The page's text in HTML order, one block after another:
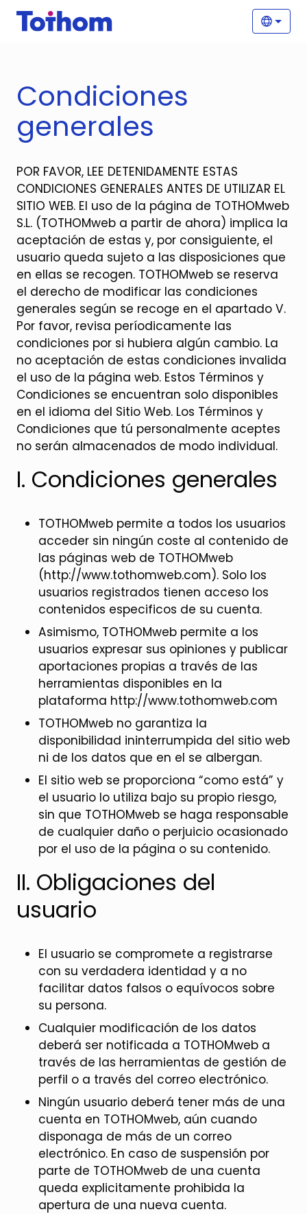
Pasar al contenido principal
Condiciones
generales
POR FAVOR, LEE DETENIDAMENTE ESTAS
CONDICIONES GENERALES ANTES DE UTILIZAR EL
SITIO WEB. El uso de la página de TOTHOMweb
S.L. (TOTHOMweb a partir de ahora) implica la
aceptación de estas y, por consiguiente, el
usuario queda sujeto a las disposiciones que
en ellas se recogen. TOTHOMweb se reserva
el derecho de modificar las condiciones
generales según se recoge en el apartado V.
Por favor, revisa períodicamente las
condiciones por si hubiera algún cambio. La
no aceptación de estas condiciones invalida
el uso de la página web. Estos Términos y
Condiciones se encuentran solo disponibles
en el idioma del Sitio Web. Los Términos y
Condiciones que tú personalmente aceptes
no serán almacenados de modo individual.
I. Condiciones generales
TOTHOMweb permite a todos los usuarios
acceder sin ningún coste al contenido de
las páginas web de TOTHOMweb
(http://www.tothomweb.com). Solo los
usuarios registrados tienen acceso los
contenidos especificos de su cuenta.
Asimismo, TOTHOMweb permite a los
usuarios expresar sus opiniones y publicar
aportaciones propias a través de las
herramientas disponibles en la
plataforma http://www.tothomweb.com
TOTHOMweb no garantiza la
disponibilidad ininterrumpida del sitio web
ni de los datos que en el se albergan.
El sitio web se proporciona “como está” y
el usuario lo utiliza bajo su propio riesgo,
sin que TOTHOMweb se haga responsable
de cualquier daño o perjuicio ocasionado
por el uso de la página o su contenido.
II. Obligaciones del
usuario
El usuario se compromete a registrarse
con su verdadera identidad y a no
facilitar datos falsos o equívocos sobre
su persona.
Cualquier modificación de los datos
deberá ser notificada a TOTHOMweb a
través de las herramientas de gestión de
perfil o a través del correo electrónico.
Ningún usuario deberá tener más de una
cuenta en TOTHOMweb, aún cuando
disponaga de más de un correo
electrónico. En caso de suspensión por
parte de TOTHOMweb de una cuenta
queda explicitamente prohibida la
apertura de una nueva cuenta.